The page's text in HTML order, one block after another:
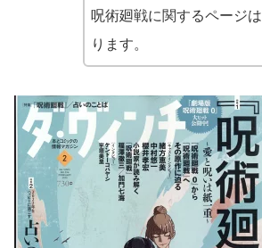
呪術廻戦に関するページ
ります。